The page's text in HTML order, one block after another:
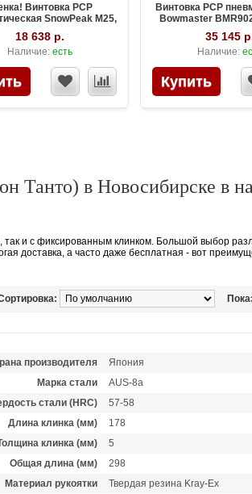
Винтовка PCP
SnowPeak M25,
18 638 р.
Наличие: есть
Винтовка PCP
Bowmaster
35 145
Наличие:
Танто) в Новосибирске в
, так и с фиксированным клинком. Большой выбор
доставка, а часто даже бесплатная - вот
производителя
Япония
Марка стали
AUS-8a
стали (HRC)
57-58
Длина клинка (мм)
178
клинка (мм)
5
Общая длина (мм)
298
Материал рукоятки
Твердая резина Kray-Ex